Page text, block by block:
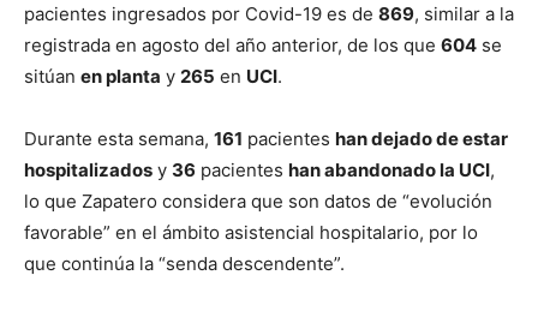
pacientes ingresados por Covid-19 es de 869, similar a la
registrada en agosto del año anterior, de los que 604 se
sitúan en planta y 265 en UCI.
Durante esta semana, 161 pacientes han dejado de estar
hospitalizados y 36 pacientes han abandonado la UCI,
lo que Zapatero considera que son datos de “evolución
favorable” en el ámbito asistencial hospitalario, por lo
que continúa la “senda descendente”.